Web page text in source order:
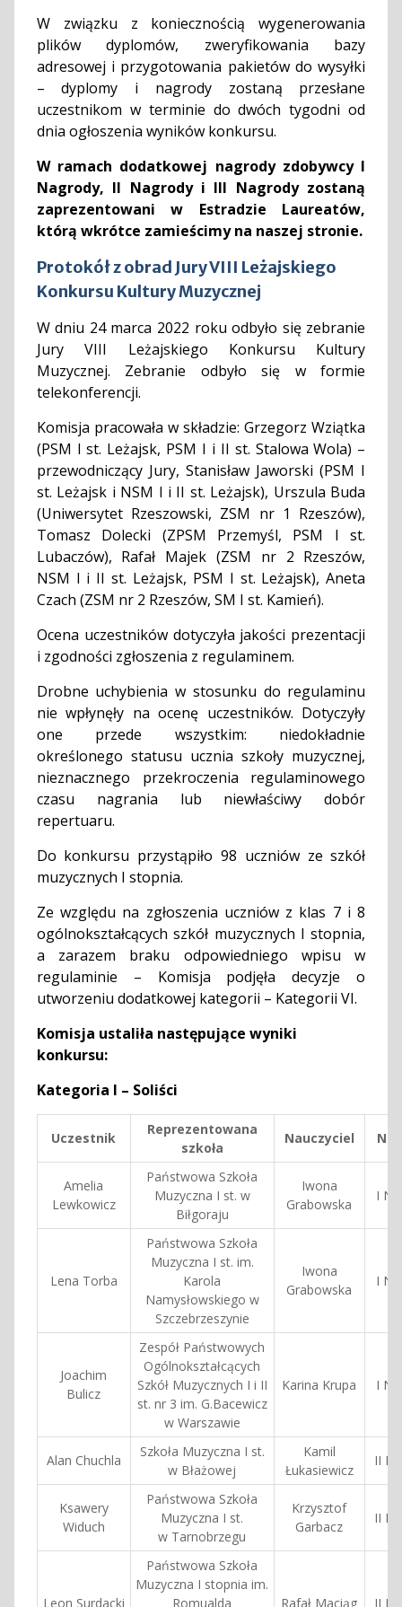
W związku z koniecznością wygenerowania
plików dyplomów, zweryfikowania bazy
adresowej i przygotowania pakietów do wysyłki
– dyplomy i nagrody zostaną przesłane
uczestnikom w terminie do dwóch tygodni od
dnia ogłoszenia wyników konkursu.
W ramach dodatkowej nagrody zdobywcy I
Nagrody, II Nagrody i III Nagrody zostaną
zaprezentowani w Estradzie Laureatów,
którą wkrótce zamieścimy na naszej stronie.
Protokół z obrad Jury VIII Leżajskiego
Konkursu Kultury Muzycznej
W dniu 24 marca 2022 roku odbyło się zebranie
Jury VIII Leżajskiego Konkursu Kultury
Muzycznej. Zebranie odbyło się w formie
telekonferencji.
Komisja pracowała w składzie: Grzegorz Wziątka
(PSM I st. Leżajsk, PSM I i II st. Stalowa Wola) –
przewodniczący Jury, Stanisław Jaworski (PSM I
st. Leżajsk i NSM I i II st. Leżajsk), Urszula Buda
(Uniwersytet Rzeszowski, ZSM nr 1 Rzeszów),
Tomasz Dolecki (ZPSM Przemyśl, PSM I st.
Lubaczów), Rafał Majek (ZSM nr 2 Rzeszów,
NSM I i II st. Leżajsk, PSM I st. Leżajsk), Aneta
Czach (ZSM nr 2 Rzeszów, SM I st. Kamień).
Ocena uczestników dotyczyła jakości prezentacji
i zgodności zgłoszenia z regulaminem.
Drobne uchybienia w stosunku do regulaminu
nie wpłynęły na ocenę uczestników. Dotyczyły
one przede wszystkim: niedokładnie
określonego statusu ucznia szkoły muzycznej,
nieznacznego przekroczenia regulaminowego
czasu nagrania lub niewłaściwy dobór
repertuaru.
Do konkursu przystąpiło 98 uczniów ze szkół
muzycznych I stopnia.
Ze względu na zgłoszenia uczniów z klas 7 i 8
ogólnokształcących szkół muzycznych I stopnia,
a zarazem braku odpowiedniego wpisu w
regulaminie – Komisja podjęła decyzje o
utworzeniu dodatkowej kategorii – Kategorii VI.
Komisja ustaliła następujące wyniki
konkursu:
Kategoria I – Soliści
Uczestnik
Reprezentowana
szkoła
Nauczyciel
Amelia
Lewkowicz
Państwowa Szkoła
Muzyczna I st. w
Biłgoraju
Iwona
Grabowska
I
Lena Torba
Państwowa Szkoła
Muzyczna I st. im.
Karola
Namysłowskiego w
Szczebrzeszynie
Iwona
Grabowska
I
Joachim
Bulicz
Zespół Państwowych
Ogólnokształcących
Szkół Muzycznych I i II
st. nr 3 im. G.Bacewicz
w Warszawie
Karina Krupa I
Alan Chuchla
Szkoła Muzyczna I st.
w Błażowej
Kamil
Łukasiewicz
II
Ksawery
Widuch
Państwowa Szkoła
Muzyczna I st.
w Tarnobrzegu
Krzysztof
Garbacz
II
Leon Surdacki
Państwowa Szkoła
Muzyczna I stopnia im.
Romualda
Rafał Maciąg II